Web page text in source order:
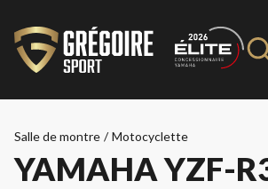
Salle de montre / Motocyclette
YAMAHA YZF-